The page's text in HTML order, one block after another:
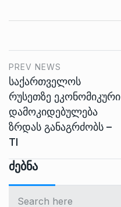
PREV NEWS
საქართველოს
რუსეთზე ეკონომიკური
დამოკიდებულება
ზრდას განაგრძობს –
TI
Ძებნა